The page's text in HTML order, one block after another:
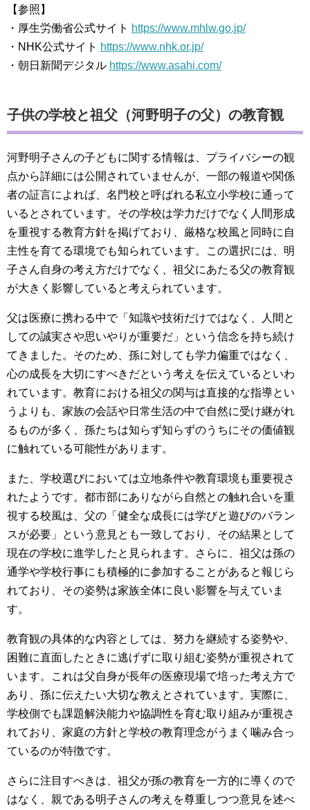
【参照】
・厚生労働省公式サイト https://www.mhlw.go.jp/
・NHK公式サイト https://www.nhk.or.jp/
・朝日新聞デジタル https://www.asahi.com/
子供の学校と祖父（河野明子の父）の教育観
河野明子さんの子どもに関する情報は、プライバシーの観
点から詳細には公開されていませんが、一部の報道や関係
者の証言によれば、名門校と呼ばれる私立小学校に通って
いるとされています。その学校は学力だけでなく人間形成
を重視する教育方針を掲げており、厳格な校風と同時に自
主性を育てる環境でも知られています。この選択には、明
子さん自身の考え方だけでなく、祖父にあたる父の教育観
が大きく影響していると考えられています。
父は医療に携わる中で「知識や技術だけではなく、人間と
しての誠実さや思いやりが重要だ」という信念を持ち続け
てきました。そのため、孫に対しても学力偏重ではなく、
心の成長を大切にすべきだという考えを伝えているといわ
れています。教育における祖父の関与は直接的な指導とい
うよりも、家族の会話や日常生活の中で自然に受け継がれ
るものが多く、孫たちは知らず知らずのうちにその価値観
に触れている可能性があります。
また、学校選びにおいては立地条件や教育環境も重要視さ
れたようです。都市部にありながら自然との触れ合いを重
視する校風は、父の「健全な成長には学びと遊びのバラン
スが必要」という意見とも一致しており、その結果として
現在の学校に進学したと見られます。さらに、祖父は孫の
通学や学校行事にも積極的に参加することがあると報じら
れており、その姿勢は家族全体に良い影響を与えていま
す。
教育観の具体的な内容としては、努力を継続する姿勢や、
困難に直面したときに逃げずに取り組む姿勢が重視されて
います。これは父自身が長年の医療現場で培った考え方で
あり、孫に伝えたい大切な教えとされています。実際に、
学校側でも課題解決能力や協調性を育む取り組みが重視さ
れており、家庭の方針と学校の教育理念がうまく噛み合っ
ているのが特徴です。
さらに注目すべきは、祖父が孫の教育を一方的に導くので
はなく、親である明子さんの考えを尊重しつつ意見を述べ